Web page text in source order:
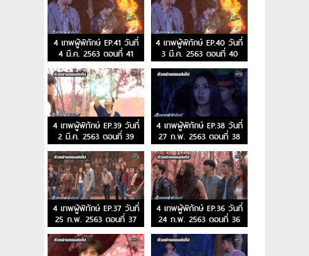
4 เทพผู้พิทักษ์ EP.41 วันที่
4 มี.ค. 2563 ตอนที่ 41
4 เทพผู้พิทักษ์ EP.40 วันที่
3 มี.ค. 2563 ตอนที่ 40
4 เทพผู้พิทักษ์ EP.39 วันที่
2 มี.ค. 2563 ตอนที่ 39
4 เทพผู้พิทักษ์ EP.38 วันที่
27 ก.พ. 2563 ตอนที่ 38
4 เทพผู้พิทักษ์ EP.37 วันที่
25 ก.พ. 2563 ตอนที่ 37
4 เทพผู้พิทักษ์ EP.36 วันที่
24 ก.พ. 2563 ตอนที่ 36